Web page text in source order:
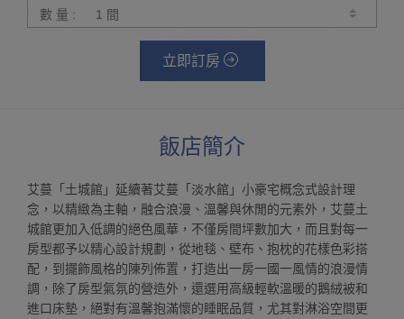
數 量 :
立即訂房
飯店簡介
艾蔓「土城館」延續著艾蔓「淡水館」小豪宅概念式設計理
念，以精緻為主軸，融合浪漫、溫馨與休閒的元素外，艾蔓土
城館更加入低調的絕色風華，不僅房間坪數加大，而且對每一
房型都予以精心設計規劃，從地毯、壁布、抱枕的花樣色彩搭
配，到擺飾風格的陳列佈置，打造出一房一國一風情的浪漫情
調，除了房型氣氛的營造外，還選用高級輕軟溫暖的鵝絨被和
進口床墊，絕對有溫馨抱滿懷的睡眠品質，尤其對淋浴空間更